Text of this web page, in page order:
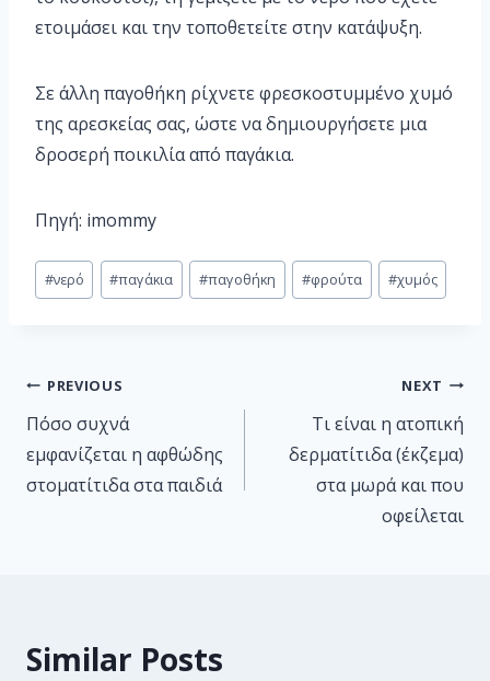
ετοιμάσει και την τοποθετείτε στην κατάψυξη.
Σε άλλη παγοθήκη ρίχνετε φρεσκοστυμμένο χυμό
της αρεσκείας σας, ώστε να δημιουργήσετε μια
δροσερή ποικιλία από παγάκια.
Πηγή: imommy
#νερό #παγάκια #παγοθήκη #φρούτα #χυμός
PREVIOUS
Πόσο συχνά
εμφανίζεται η αφθώδης
στοματίτιδα στα παιδιά
NEXT
Τι είναι η ατοπική
δερματίτιδα (έκζεμα)
στα μωρά και που
οφείλεται
Similar Posts